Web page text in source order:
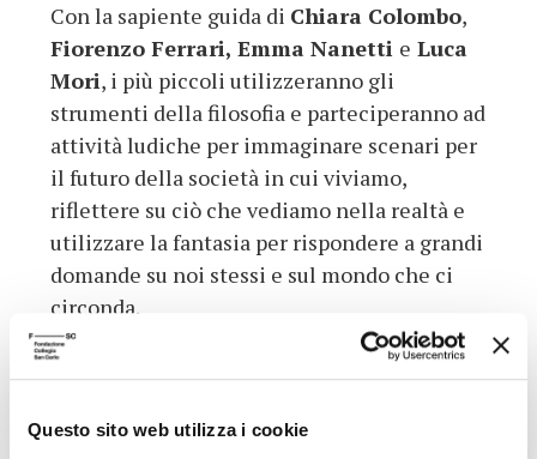
Questo sito web utilizza i cookie
Con la sapiente guida di Chiara Colombo,
Fiorenzo Ferrari, Emma Nanetti e Luca
Mori, i più piccoli utilizzeranno gli
strumenti della filosofia e parteciperanno ad
attività ludiche per immaginare scenari per
il futuro della società in cui viviamo,
riflettere su ciò che vediamo nella realtà e
utilizzare la fantasia per rispondere a grandi
domande su noi stessi e sul mondo che ci
circonda.
Grazie al gioco, al disegno, al dialogo e al
racconto, i bambini scopriranno che si
possono affrontare i piccoli e i grandi